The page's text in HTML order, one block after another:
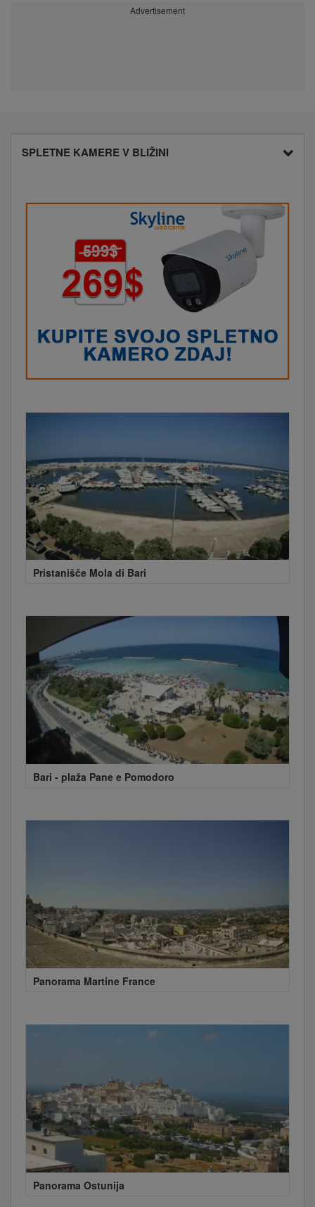
Advertisement
SPLETNE KAMERE V BLIŽINI
Pristanišče Mola di Bari
Bari - plaža Pane e Pomodoro
Panorama Martine France
Panorama Ostunija